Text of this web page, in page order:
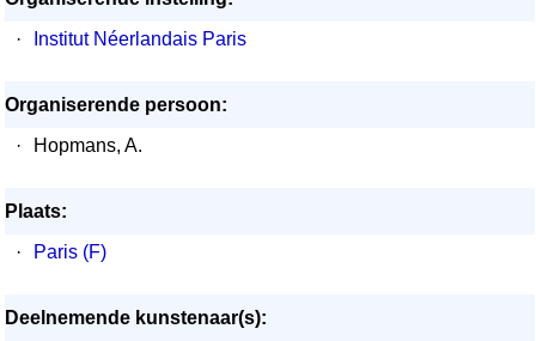
·
Institut Néerlandais Paris
Organiserende persoon:
·
Hopmans, A.
Plaats:
·
Paris (F)
Deelnemende kunstenaar(s):